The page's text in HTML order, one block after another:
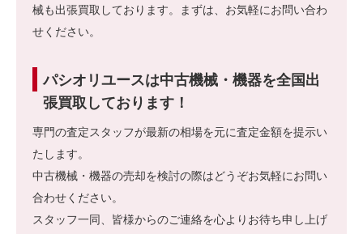
械も出張買取しております。まずは、お気軽にお問い合わ
せください。
パシオリユースは中古機械・機器を全国出
張買取しております！
専門の査定スタッフが最新の相場を元に査定金額を提示い
たします。
中古機械・機器の売却を検討の際はどうぞお気軽にお問い
合わせください。
スタッフ一同、皆様からのご連絡を心よりお待ち申し上げ